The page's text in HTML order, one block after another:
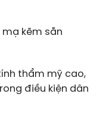
kẽm sẵn
thẩm mỹ cao,
điều kiện dân